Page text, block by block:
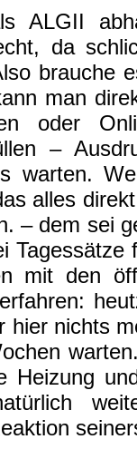
ALGII
da
brauche
man
oder
–
warten.
alles
– dem sei
Tagessätze
mit den
hier nichts
Heizung